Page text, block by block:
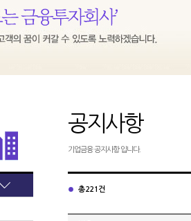
공지사항
기업금융 공지사항 입니다.
총 221건